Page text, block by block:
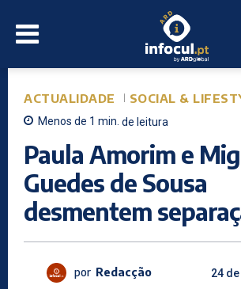
ACTUALIDADE SOCIAL &
Menos de 1 min. de leitura
Paula Amorim e
Guedes de Sousa
desmentem
por Redacção 24